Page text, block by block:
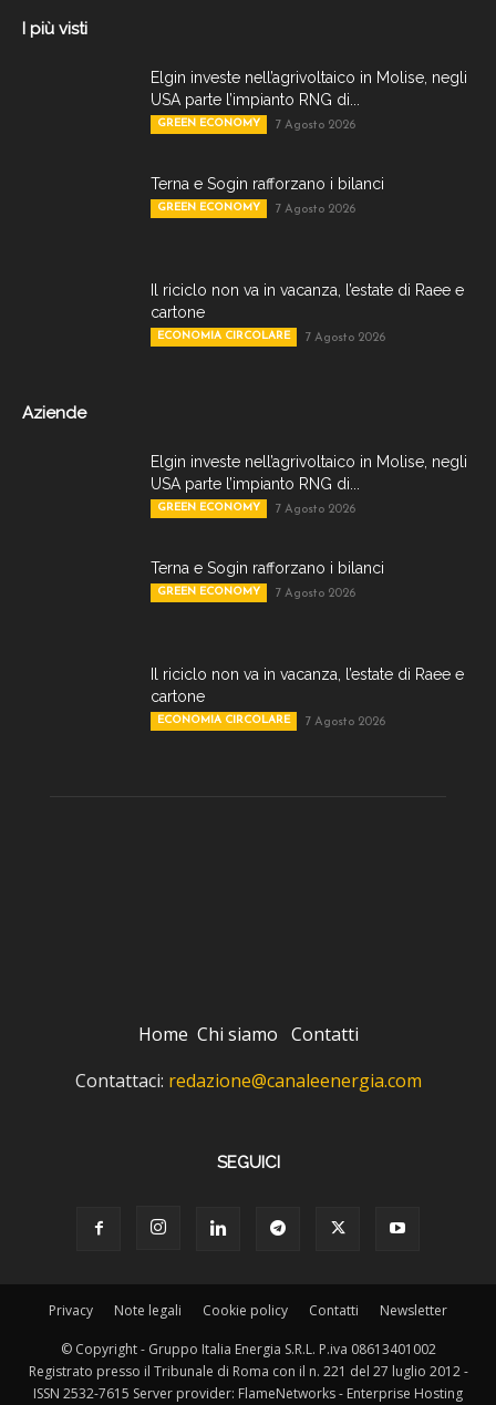
I più visti
Elgin investe nell’agrivoltaico in Molise, negli
USA parte l’impianto RNG di...
GREEN ECONOMY 7 Agosto 2026
Terna e Sogin rafforzano i bilanci
GREEN ECONOMY 7 Agosto 2026
Il riciclo non va in vacanza, l’estate di Raee e
cartone
ECONOMIA CIRCOLARE 7 Agosto 2026
Aziende
Elgin investe nell’agrivoltaico in Molise, negli
USA parte l’impianto RNG di...
GREEN ECONOMY 7 Agosto 2026
Terna e Sogin rafforzano i bilanci
GREEN ECONOMY 7 Agosto 2026
Il riciclo non va in vacanza, l’estate di Raee e
cartone
ECONOMIA CIRCOLARE 7 Agosto 2026
Home Chi siamo Contatti
Contattaci: redazione@canaleenergia.com
SEGUICI
Privacy Note legali Cookie policy Contatti Newsletter
© Copyright - Gruppo Italia Energia S.R.L. P.iva 08613401002
Registrato presso il Tribunale di Roma con il n. 221 del 27 luglio 2012 -
ISSN 2532-7615 Server provider: FlameNetworks - Enterprise Hosting